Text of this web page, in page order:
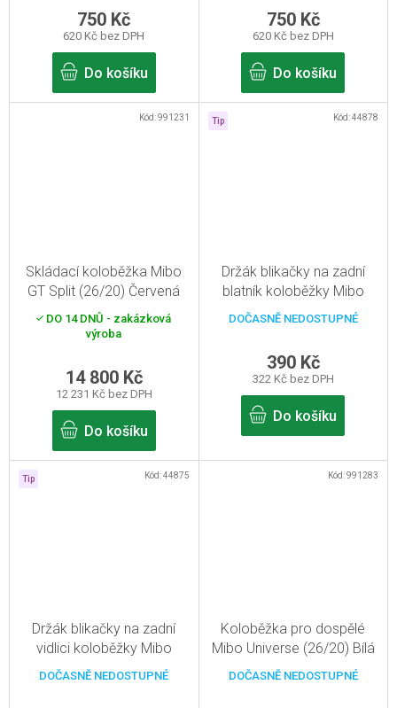
620 Kč bez DPH
750 Kč
Do košíku
620 Kč bez DPH
750 Kč
Do košíku
Skládací koloběžka Mibo
GT Split (26/20) Červená
DO 14 DNŮ - zakázková
výroba
12 231 Kč bez DPH
14 800 Kč
Do košíku
Kód:991231 Tip
Držák blikačky na zadní
blatník koloběžky Mibo
DOČASNĚ NEDOSTUPNÉ
322 Kč bez DPH
390 Kč
Do košíku
Kód:44878
Tip
Držák blikačky na zadní
vidlici koloběžky Mibo
DOČASNĚ NEDOSTUPNÉ
Kód:44875
Koloběžka pro dospělé
Mibo Universe (26/20) Bílá
DOČASNĚ NEDOSTUPNÉ
Kód:991283